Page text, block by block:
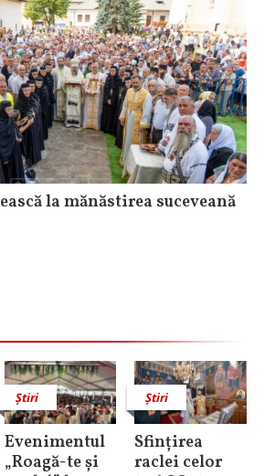
la mănăstirea suceveană
Știri
Evenimentul
„Roagă-te și
Știri
Sfințirea
raclei celor